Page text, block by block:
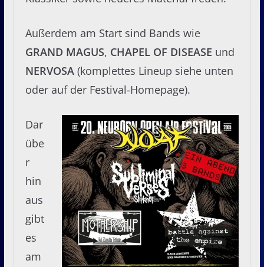
Außerdem am Start sind Bands wie
GRAND MAGUS, CHAPEL OF DISEASE und
NERVOSA(komplettes Lineup siehe unten
oder auf der Festival-Homepage).
Dar
übe
r
hin
aus
gibt
es
am